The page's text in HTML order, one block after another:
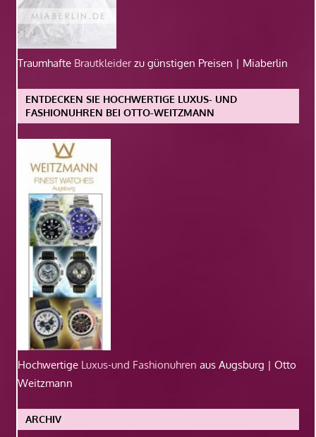
Traumhafte Brautkleiderzu günstigen Preisen | Miaberlin
ENTDECKEN SIE HOCHWERTIGE LUXUS- UND
FASHIONUHREN BEI OTTO-WEITZMANN
Hochwertige Luxus-und Fashionuhren aus Augsburg | Otto
Weitzmann
ARCHIV